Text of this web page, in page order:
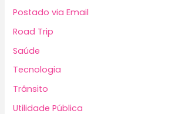
Postado via Email
Road Trip
Saúde
Tecnologia
Trânsito
Utilidade Pública